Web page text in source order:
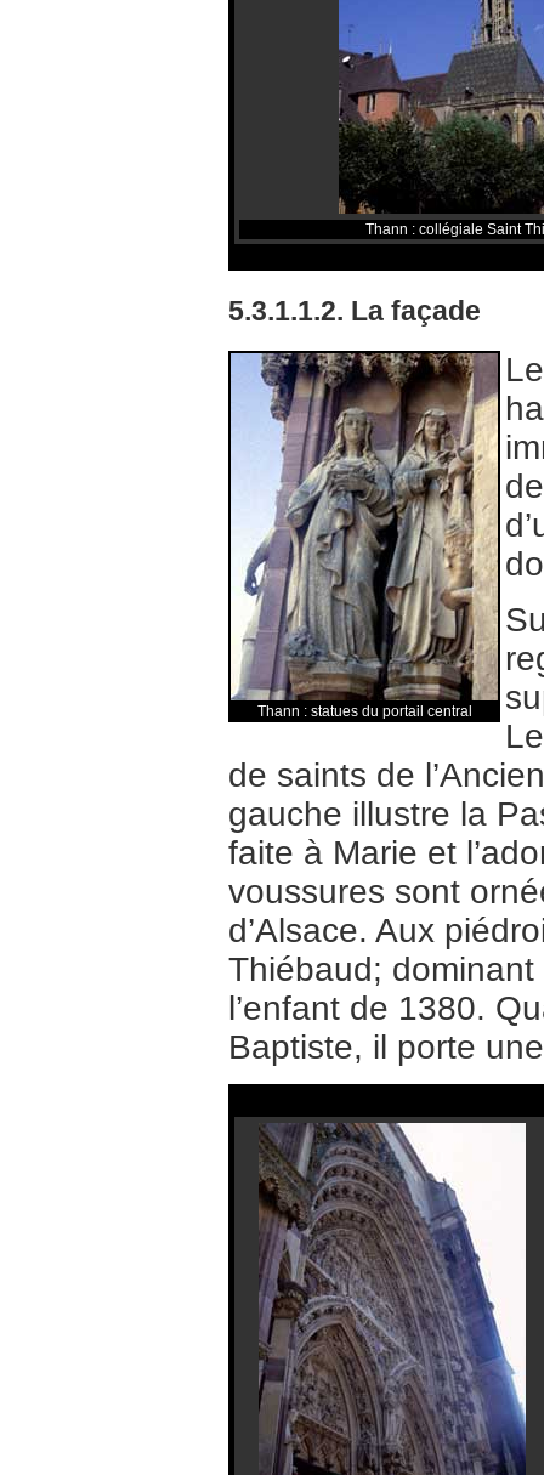
Thann : collégiale Saint
5.3.1.1.2. La façade
Thann : statues du portail central
de saints de
gauche illustre la
faite à Marie et
voussures sont
d’Alsace. Aux
Thiébaud;
l’enfant de 1380.
Baptiste, il porte